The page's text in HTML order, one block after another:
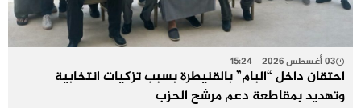
03 أغسطس 2026 - 15:24
احتقان داخل “البام” بالقنيطرة بسبب تزكيات انتخابية
وتهديد بمقاطعة دعم مرشح الحزب